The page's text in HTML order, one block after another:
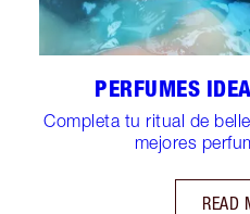
PERFUMES
Completa tu ritual de
mejores
READ